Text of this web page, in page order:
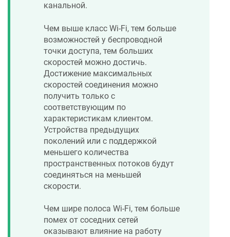
канальной.
Чем выше класс Wi-Fi, тем больше
возможностей у беспроводной
точки доступа, тем больших
скоростей можно достичь.
Достижение максимальных
скоростей соединения можно
получить только с
соответствующим по
характеристикам клиентом.
Устройства предыдущих
поколений или с поддержкой
меньшего количества
пространственных потоков будут
соединяться на меньшей
скорости.
Чем шире полоса Wi-Fi, тем больше
помех от соседних сетей
оказывают влияние на работу